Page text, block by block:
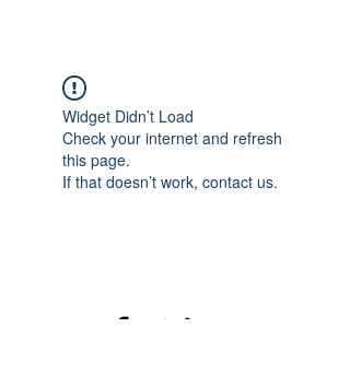
Widget Didn’t Load
Check your internet and refresh
this page.
If that doesn’t work, contact us.